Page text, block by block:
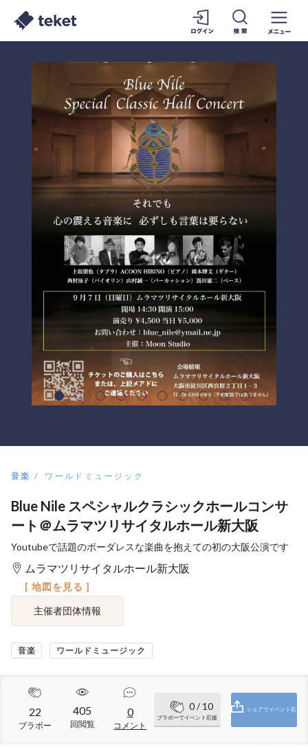
音楽 ワールドミュージック
Blue Nile スペシャルクラシックホールコンサ
ート＠ムラマツリサイタルホール新大阪
Youtubeで話題のボーダレスな楽曲を抱えての初の大阪公演です
ムラマツリサイタルホール新大阪
[ 地図を見る ]
主催者団体情報
音楽 ワールドミュージック
22
ブラボー
405
回閲覧
0
コメント
0/ 10
ブラボーでイベント応援
シェアでイベント応